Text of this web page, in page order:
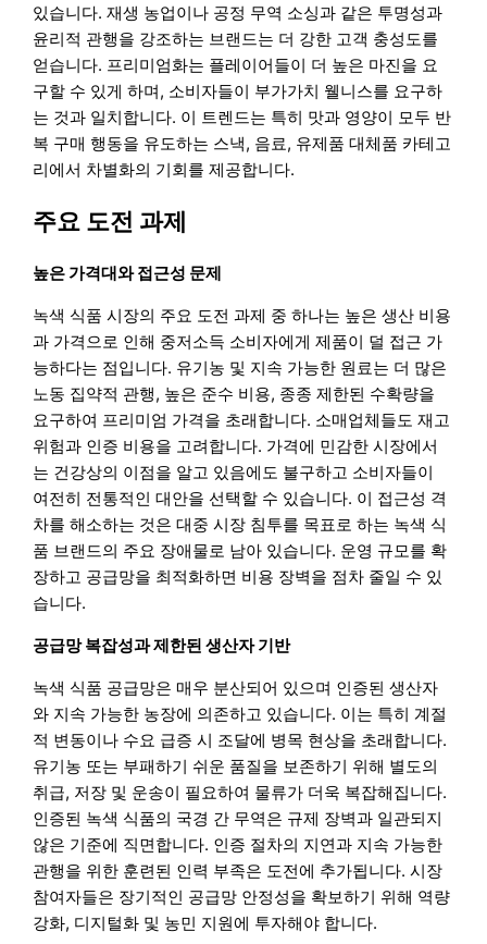
있습니다. 재생 농업이나 공정 무역 소싱과 같은 투명성과
윤리적 관행을 강조하는 브랜드는 더 강한 고객 충성도를
얻습니다. 프리미엄화는 플레이어들이 더 높은 마진을 요
구할 수 있게 하며, 소비자들이 부가가치 웰니스를 요구하
는 것과 일치합니다. 이 트렌드는 특히 맛과 영양이 모두 반
복 구매 행동을 유도하는 스낵, 음료, 유제품 대체품 카테고
리에서 차별화의 기회를 제공합니다.
주요 도전 과제
높은 가격대와 접근성 문제
녹색 식품 시장의 주요 도전 과제 중 하나는 높은 생산 비용
과 가격으로 인해 중저소득 소비자에게 제품이 덜 접근 가
능하다는 점입니다. 유기농 및 지속 가능한 원료는 더 많은
노동 집약적 관행, 높은 준수 비용, 종종 제한된 수확량을
요구하여 프리미엄 가격을 초래합니다. 소매업체들도 재고
위험과 인증 비용을 고려합니다. 가격에 민감한 시장에서
는 건강상의 이점을 알고 있음에도 불구하고 소비자들이
여전히 전통적인 대안을 선택할 수 있습니다. 이 접근성 격
차를 해소하는 것은 대중 시장 침투를 목표로 하는 녹색 식
품 브랜드의 주요 장애물로 남아 있습니다. 운영 규모를 확
장하고 공급망을 최적화하면 비용 장벽을 점차 줄일 수 있
습니다.
공급망 복잡성과 제한된 생산자 기반
녹색 식품 공급망은 매우 분산되어 있으며 인증된 생산자
와 지속 가능한 농장에 의존하고 있습니다. 이는 특히 계절
적 변동이나 수요 급증 시 조달에 병목 현상을 초래합니다.
유기농 또는 부패하기 쉬운 품질을 보존하기 위해 별도의
취급, 저장 및 운송이 필요하여 물류가 더욱 복잡해집니다.
인증된 녹색 식품의 국경 간 무역은 규제 장벽과 일관되지
않은 기준에 직면합니다. 인증 절차의 지연과 지속 가능한
관행을 위한 훈련된 인력 부족은 도전에 추가됩니다. 시장
참여자들은 장기적인 공급망 안정성을 확보하기 위해 역량
강화, 디지털화 및 농민 지원에 투자해야 합니다.